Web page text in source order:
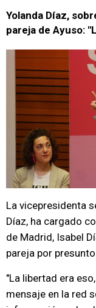
Yolanda Díaz,
pareja de Ayuso:
La vicepresidenta
Díaz, ha cargado
de Madrid, Isabel
pareja por
"La libertad era
mensaje en la red